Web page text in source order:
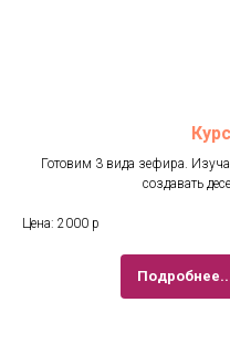
Готовим 3 вида зефира.
создавать
Цена: 2000 р